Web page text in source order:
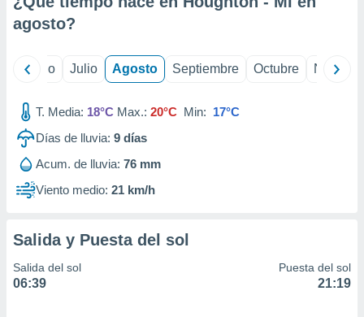
e
publicidad
publicidad
de
agosto?
Junio Julio Agosto Septiembre Octubre
T. Media: 18°C Max.: 20°C Min: 17°C
Días de lluvia: 9 días
Acum. de lluvia: 76 mm
Viento medio: 21 km/h
Salida y Puesta del sol
Salida del sol
06:39
Puesta del sol
21:19